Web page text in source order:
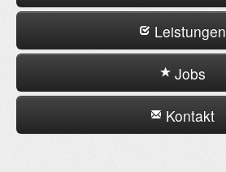
Leistungen
Jobs
Kontakt